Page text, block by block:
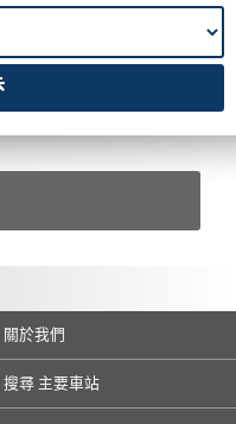
關於我們
搜尋 主要車站